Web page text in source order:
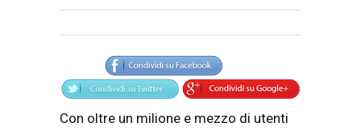
Articolo
Testo articolo principale
Con oltre un milione e mezzo di utenti